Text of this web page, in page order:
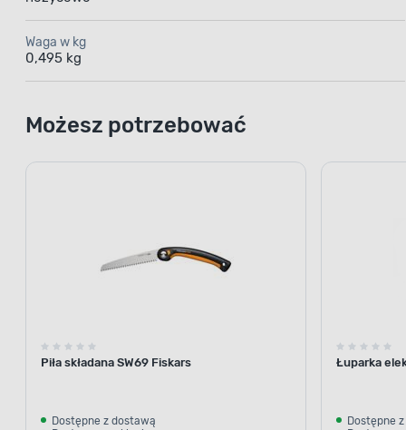
Waga w kg
0,495 kg
Możesz potrzebować
Piła składana SW69 Fiskars
Dostępne z dostawą
Łuparka
Dostępne